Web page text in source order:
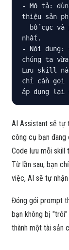
- Mô tả:
thiệu sản
nhất.
- Nội dung:
chúng ta
Lưu skill
chỉ cần gọi
áp dụng lại
AI Assistant sẽ tự
công cụ bạn đang
Code lưu mỗi skill
Từ lần sau, bạn
việc, AI sẽ tự
Đóng gói prompt
bạn không bị
thành một tài sản